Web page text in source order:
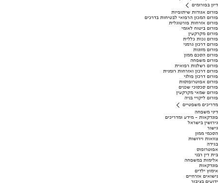
דיון בפורומים
פורום אגודות שיתופיות
פורום המכון הרפואי לבטיחות בדרכים
פורום אזרחות פורטוגלית
פורום ביטוח לאומי
פורום מקרקעין
פורום נכות כללית
פורום דרכון גרמני
פורום מזונות
פורום הסכם ממון
פורום משפחה
פורום רשלנות רפואית
פורום דרכון ואזרחות רומנית
פורום דרכון פולני
פורום אפוטרופוסות
פורום סכסוכי שכנים
פורום שמאי מקרקעין
פורום ליקויי בניה
מדריכים משפטיים
דיני משפחה
פונדקאות - מידע ומדריכים
גירושין בישראל
גישור
הסכמי ממון
צוואות וירושות
בגידה
אפוטרופוס
בית דין רבני
אלימות במשפחה
פונדקאות
אימוץ ילדים
נישואים אזרחיים
ידועים בציבור